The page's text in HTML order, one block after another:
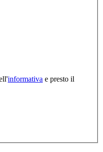
informativa e presto il